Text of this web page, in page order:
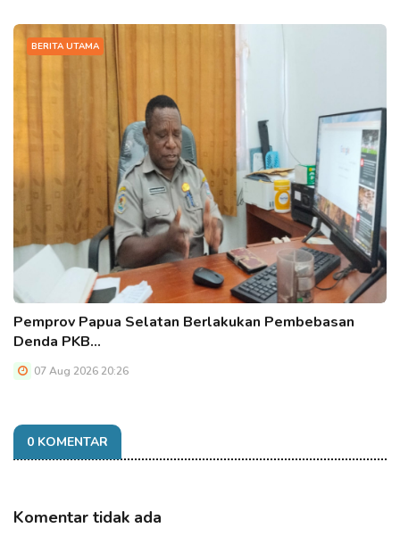
BERITA UTAMA
Pemprov Papua Selatan Berlakukan Pembebasan
Denda PKB…
07 Aug 2026 20:26
0 KOMENTAR
Komentar tidak ada